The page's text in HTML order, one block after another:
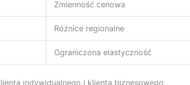
Zmienność cenowa
Różnice regionalne
Ograniczona elastyczność
indywidualnego i klienta biznesowego